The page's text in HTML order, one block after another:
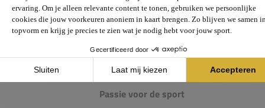
Passie voor de sport